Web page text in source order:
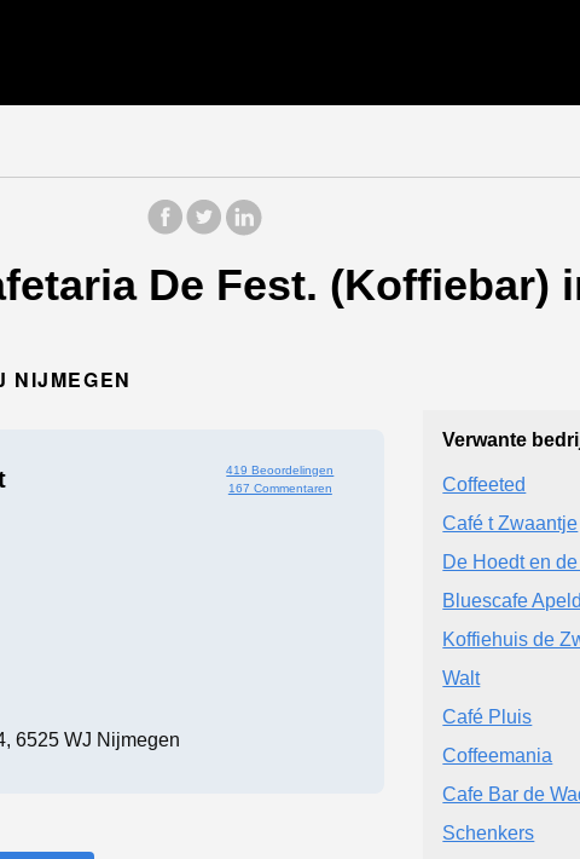
De Fest. (Koffiebar)
NIJMEGEN
419 Beoordelingen
167 Commentaren
6525 WJ Nijmegen
Verwante
Coffeeted
Café t Zwaantje
De Hoedt en
Bluescafe
Koffiehuis de
Walt
Café Pluis
Coffeemania
Cafe Bar de
Schenkers